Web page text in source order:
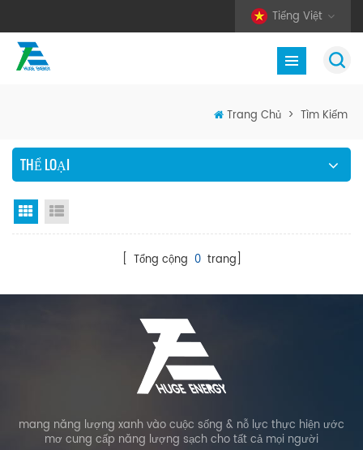
Tiếng Việt
Trang Chủ > Tìm Kiếm
THỂ LOẠI
Chế độ hiển thị theo ô
[ Tổng cộng 0trang]
mang năng lượng xanh vào cuộc sống & nỗ lực thực hiện ước
mơ cung cấp năng lượng sạch cho tất cả mọi người